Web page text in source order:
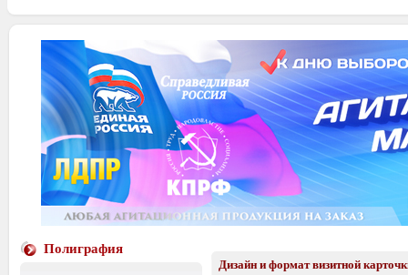
Полиграфия
Дизайн и формат визитной